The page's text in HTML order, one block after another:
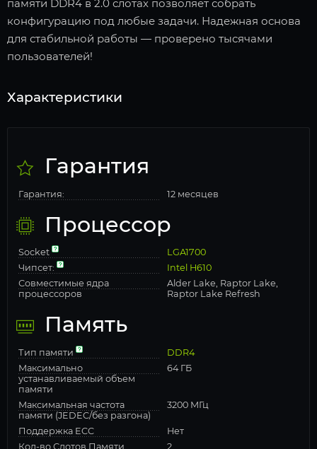
памяти DDR4 в 2.0 слотах позволяет собрать
конфигурацию под любые задачи. Надежная основа
для стабильной работы — проверено тысячами
пользователей!
Характеристики
Гарантия
Гарантия: 12 месяцев
Процессор
Socket
LGA1700
Чипсет:
Intel H610
Совместимые ядра
процессоров
Alder Lake, Raptor Lake,
Raptor Lake Refresh
Память
Тип памяти
DDR4
Максимально
устанавливаемый объем
памяти
64 ГБ
Максимальная частота
памяти (JEDEC/без разгона)
3200 МГц
Поддержка ECC
Нет
Кол-во Слотов Памяти
2